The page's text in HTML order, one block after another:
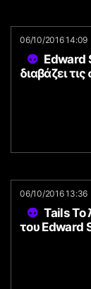
06/10/2016 14:09
Edward
διαβάζει
06/10/2016 13:36
Tails Το
του Edward